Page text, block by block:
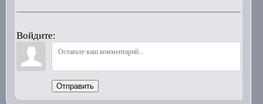
Войдите:
Отправить